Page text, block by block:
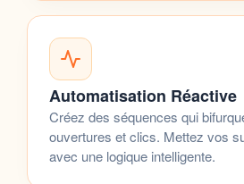
Automatisation Réactive
Créez des séquences qui
ouvertures et clics. Mettez vos
avec une logique intelligente.